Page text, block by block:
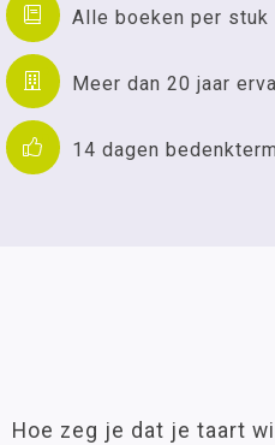
Alle boeken per stuk
Meer dan 20 jaar
14 dagen
Hoe zeg je dat je taart